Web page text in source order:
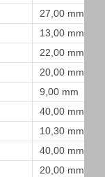
27,00 mm
13,00 mm
22,00 mm
20,00 mm
9,00 mm
40,00 mm
10,30 mm
40,00 mm
20,00 mm